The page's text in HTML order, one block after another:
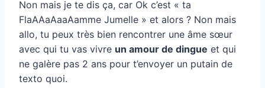
Non mais je te dis ça, car Ok c’est « ta
FlaAAaAaaAamme Jumelle » et alors ? Non mais
allo, tu peux très bien rencontrer une âme sœur
avec qui tu vas vivre un amour de dingue et qui
ne galère pas 2 ans pour t’envoyer un putain de
texto quoi.